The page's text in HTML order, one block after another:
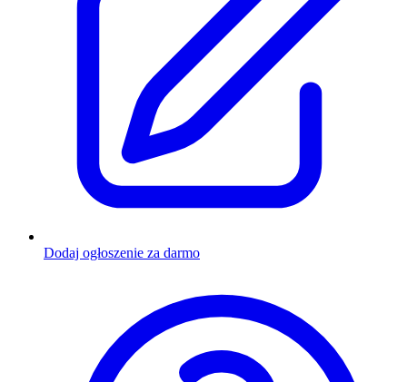
Dodaj ogłoszenie za darmo